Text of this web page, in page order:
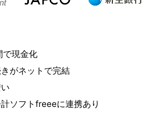
で現金化
がネットで完結
ソフトfreeeに連携あり